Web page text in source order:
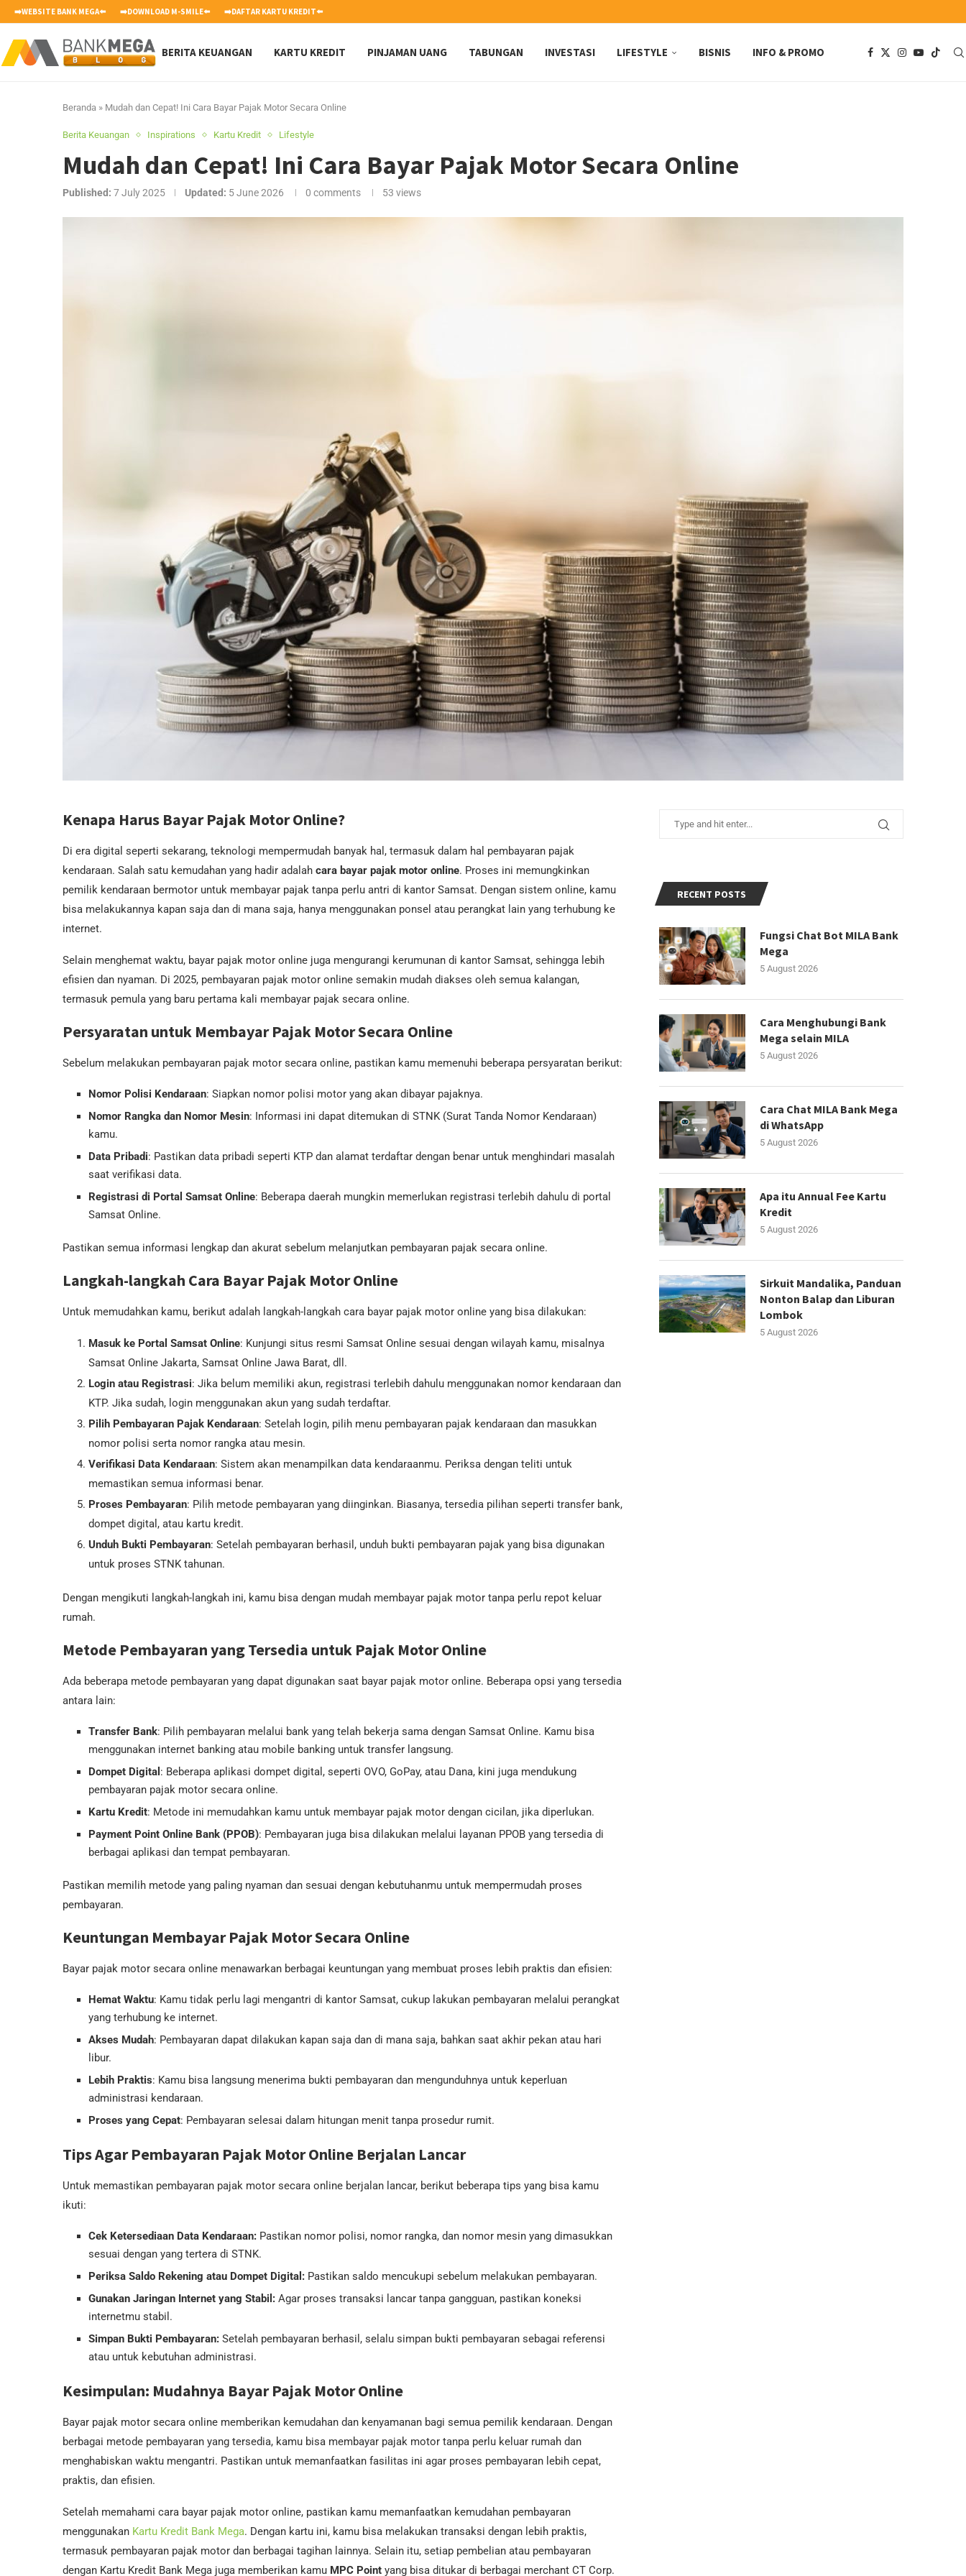
➡️WEBSITE BANK MEGA⬅️ ➡️DOWNLOAD M-SMILE⬅️ ➡️DAFTAR KARTU KREDIT⬅️
BERITA KEUANGAN KARTU KREDIT PINJAMAN UANG TABUNGAN INVESTASI LIFESTYLE BISNIS INFO & PROMO
Beranda » Mudah dan Cepat! Ini Cara Bayar Pajak Motor Secara Online
Berita Keuangan Inspirations Kartu Kredit Lifestyle
Mudah dan Cepat! Ini Cara Bayar Pajak Motor Secara Online
Published: 7 July 2025 Updated: 5 June 2026 0 comments 53 views
Kenapa Harus Bayar Pajak Motor Online?
Di era digital seperti sekarang, teknologi mempermudah banyak hal, termasuk dalam hal pembayaran pajak
kendaraan. Salah satu kemudahan yang hadir adalah cara bayar pajak motor online. Proses ini memungkinkan
pemilik kendaraan bermotor untuk membayar pajak tanpa perlu antri di kantor Samsat. Dengan sistem online, kamu
bisa melakukannya kapan saja dan di mana saja, hanya menggunakan ponsel atau perangkat lain yang terhubung ke
internet.
Selain menghemat waktu, bayar pajak motor online juga mengurangi kerumunan di kantor Samsat, sehingga lebih
efisien dan nyaman. Di 2025, pembayaran pajak motor online semakin mudah diakses oleh semua kalangan,
termasuk pemula yang baru pertama kali membayar pajak secara online.
Persyaratan untuk Membayar Pajak Motor Secara Online
Sebelum melakukan pembayaran pajak motor secara online, pastikan kamu memenuhi beberapa persyaratan berikut:
Nomor Polisi Kendaraan: Siapkan nomor polisi motor yang akan dibayar pajaknya.
Nomor Rangka dan Nomor Mesin: Informasi ini dapat ditemukan di STNK (Surat Tanda Nomor Kendaraan)
kamu.
Data Pribadi: Pastikan data pribadi seperti KTP dan alamat terdaftar dengan benar untuk menghindari masalah
saat verifikasi data.
Registrasi di Portal Samsat Online: Beberapa daerah mungkin memerlukan registrasi terlebih dahulu di portal
Samsat Online.
Pastikan semua informasi lengkap dan akurat sebelum melanjutkan pembayaran pajak secara online.
Langkah-langkah Cara Bayar Pajak Motor Online
Untuk memudahkan kamu, berikut adalah langkah-langkah cara bayar pajak motor online yang bisa dilakukan:
Masuk ke Portal Samsat Online: Kunjungi situs resmi Samsat Online sesuai dengan wilayah kamu, misalnya
Samsat Online Jakarta, Samsat Online Jawa Barat, dll.
Login atau Registrasi: Jika belum memiliki akun, registrasi terlebih dahulu menggunakan nomor kendaraan dan
KTP. Jika sudah, login menggunakan akun yang sudah terdaftar.
Pilih Pembayaran Pajak Kendaraan: Setelah login, pilih menu pembayaran pajak kendaraan dan masukkan
nomor polisi serta nomor rangka atau mesin.
Verifikasi Data Kendaraan: Sistem akan menampilkan data kendaraanmu. Periksa dengan teliti untuk
memastikan semua informasi benar.
Proses Pembayaran: Pilih metode pembayaran yang diinginkan. Biasanya, tersedia pilihan seperti transfer bank,
dompet digital, atau kartu kredit.
Unduh Bukti Pembayaran: Setelah pembayaran berhasil, unduh bukti pembayaran pajak yang bisa digunakan
untuk proses STNK tahunan.
Dengan mengikuti langkah-langkah ini, kamu bisa dengan mudah membayar pajak motor tanpa perlu repot keluar
rumah.
Metode Pembayaran yang Tersedia untuk Pajak Motor Online
Ada beberapa metode pembayaran yang dapat digunakan saat bayar pajak motor online. Beberapa opsi yang tersedia
antara lain:
Transfer Bank: Pilih pembayaran melalui bank yang telah bekerja sama dengan Samsat Online. Kamu bisa
menggunakan internet banking atau mobile banking untuk transfer langsung.
Dompet Digital : Beberapa aplikasi dompet digital, seperti OVO, GoPay, atau Dana, kini juga mendukung
pembayaran pajak motor secara online.
Kartu Kredit: Metode ini memudahkan kamu untuk membayar pajak motor dengan cicilan, jika diperlukan.
Payment Point Online Bank (PPOB): Pembayaran juga bisa dilakukan melalui layanan PPOB yang tersedia di
berbagai aplikasi dan tempat pembayaran.
Pastikan memilih metode yang paling nyaman dan sesuai dengan kebutuhanmu untuk mempermudah proses
pembayaran.
Keuntungan Membayar Pajak Motor Secara Online
Bayar pajak motor secara online menawarkan berbagai keuntungan yang membuat proses lebih praktis dan efisien:
Hemat Waktu: Kamu tidak perlu lagi mengantri di kantor Samsat, cukup lakukan pembayaran melalui perangkat
yang terhubung ke internet.
Akses Mudah: Pembayaran dapat dilakukan kapan saja dan di mana saja, bahkan saat akhir pekan atau hari
libur.
Lebih Praktis: Kamu bisa langsung menerima bukti pembayaran dan mengunduhnya untuk keperluan
administrasi kendaraan.
Proses yang Cepat: Pembayaran selesai dalam hitungan menit tanpa prosedur rumit.
Tips Agar Pembayaran Pajak Motor Online Berjalan Lancar
Untuk memastikan pembayaran pajak motor secara online berjalan lancar, berikut beberapa tips yang bisa kamu
ikuti:
Cek Ketersediaan Data Kendaraan: Pastikan nomor polisi, nomor rangka, dan nomor mesin yang dimasukkan
sesuai dengan yang tertera di STNK.
Periksa Saldo Rekening atau Dompet Digital: Pastikan saldo mencukupi sebelum melakukan pembayaran.
Gunakan Jaringan Internet yang Stabil: Agar proses transaksi lancar tanpa gangguan, pastikan koneksi
internetmu stabil.
Simpan Bukti Pembayaran: Setelah pembayaran berhasil, selalu simpan bukti pembayaran sebagai referensi
atau untuk kebutuhan administrasi.
Kesimpulan: Mudahnya Bayar Pajak Motor Online
Bayar pajak motor secara online memberikan kemudahan dan kenyamanan bagi semua pemilik kendaraan. Dengan
berbagai metode pembayaran yang tersedia, kamu bisa membayar pajak motor tanpa perlu keluar rumah dan
menghabiskan waktu mengantri. Pastikan untuk memanfaatkan fasilitas ini agar proses pembayaran lebih cepat,
praktis, dan efisien.
Setelah memahami cara bayar pajak motor online, pastikan kamu memanfaatkan kemudahan pembayaran
menggunakan Kartu Kredit Bank Mega. Dengan kartu ini, kamu bisa melakukan transaksi dengan lebih praktis,
termasuk pembayaran pajak motor dan berbagai tagihan lainnya. Selain itu, setiap pembelian atau pembayaran
dengan Kartu Kredit Bank Mega juga memberikan kamu MPC Point yang bisa ditukar di berbagai merchant CT Corp.
RECENT POSTS
Fungsi Chat Bot MILA Bank
Mega
5 August 2026
Cara Menghubungi Bank
Mega selain MILA
5 August 2026
Cara Chat MILA Bank Mega
di WhatsApp
5 August 2026
Apa itu Annual Fee Kartu
Kredit
5 August 2026
Sirkuit Mandalika, Panduan
Nonton Balap dan Liburan
Lombok
5 August 2026